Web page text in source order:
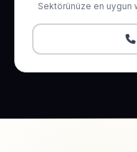
Sektörünüze en uygun